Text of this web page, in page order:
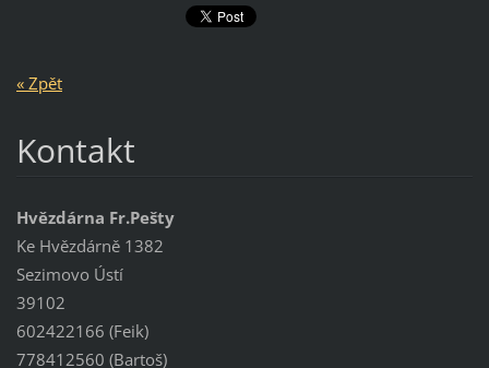
« Zpět
Kontakt
Hvězdárna Fr.Pešty
Ke Hvězdárně 1382
Sezimovo Ústí
39102
602422166 (Feik)
778412560 (Bartoš)